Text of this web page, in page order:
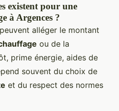
existent pour une
à Argences ?
alléger le montant
ou de la
prime énergie, aides de
souvent du choix de
et du respect des normes